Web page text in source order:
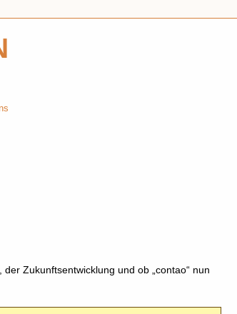
Zukunftsentwicklung und ob „contao“ nun